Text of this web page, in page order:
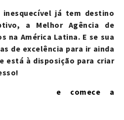
inesquecível já tem destino
a Melhor Agência de
na América Latina. E se sua
de excelência para ir ainda
está à disposição para criar
e comece a